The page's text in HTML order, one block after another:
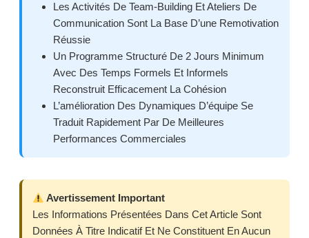
Les Activités De Team-Building Et Ateliers De
Communication Sont La Base D’une Remotivation
Réussie
Un Programme Structuré De 2 Jours Minimum
Avec Des Temps Formels Et Informels
Reconstruit Efficacement La Cohésion
L’amélioration Des Dynamiques D’équipe Se
Traduit Rapidement Par De Meilleures
Performances Commerciales
Avertissement Important
Les Informations Présentées Dans Cet Article Sont
Données À Titre Indicatif Et Ne Constituent En Aucun